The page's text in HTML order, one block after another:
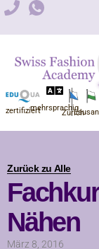
Zum
zertifiziertmehrsprachig
Zürich
Zurück zu Alle
Nähen
März 8, 2016